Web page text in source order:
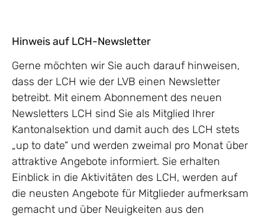
Hinweis auf LCH-Newsletter
Gerne möchten wir Sie auch darauf hinweisen,
dass der LCH wie der LVB einen Newsletter
betreibt. Mit einem Abonnement des neuen
Newsletters LCH sind Sie als Mitglied Ihrer
Kantonalsektion und damit auch des LCH stets
„up to date“ und werden zweimal pro Monat über
attraktive Angebote informiert. Sie erhalten
Einblick in die Aktivitäten des LCH, werden auf
die neusten Angebote für Mitglieder aufmerksam
gemacht und über Neuigkeiten aus den